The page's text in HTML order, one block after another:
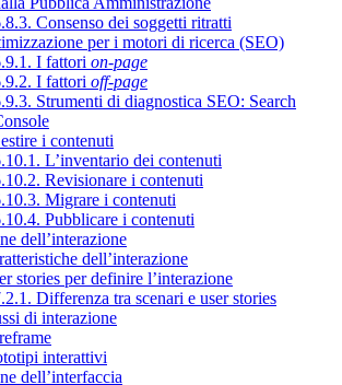
Consenso dei soggetti ritratti
per i motori di ricerca (SEO)
I fattori on-page
I fattori off-page
Strumenti di diagnostica SEO: Search
i contenuti
L’inventario dei contenuti
Revisionare i contenuti
Migrare i contenuti
Pubblicare i contenuti
dell’interazione
dell’interazione
stories per definire l’interazione
Differenza tra scenari e user stories
di interazione
interattivi
dell’interfaccia